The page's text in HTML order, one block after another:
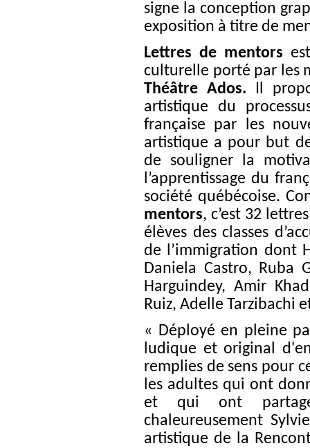
signe la conception
exposition à titre de
Lettres de mentors
culturelle porté par les
Théâtre Ados. Il
artistique du
française par les
artistique a pour but
de souligner la
l’apprentissage du
société québécoise.
mentors, c’est 32
élèves des classes
de l’immigration dont
Daniela Castro, Ruba
Harguindey, Amir
Ruiz, Adelle Tarzibachi
« Déployé en pleine
ludique et original
remplies de sens pour
les adultes qui ont
et qui ont partagé
chaleureusement
artistique de la